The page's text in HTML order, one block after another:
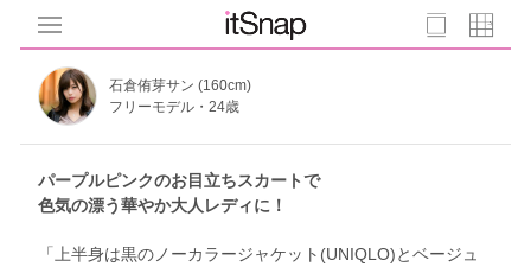
石倉侑芽サン (160cm)
フリーモデル・24歳
パープルピンクのお目立ちスカートで
色気の漂う華やか大人レディに！
「上半身は黒のノーカラージャケット(UNIQLO)とベージュ